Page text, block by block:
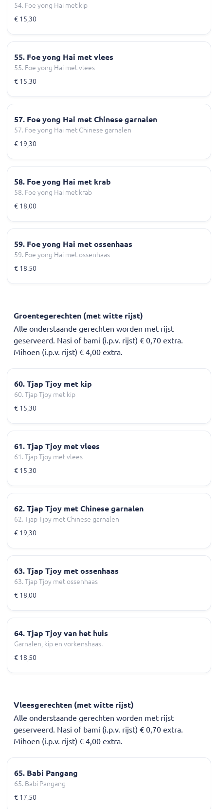
54. Foe yong Hai met kip
€ 15,30
55. Foe yong Hai met vlees
55. Foe yong Hai met vlees
€ 15,30
57. Foe yong Hai met Chinese garnalen
57. Foe yong Hai met Chinese garnalen
€ 19,30
58. Foe yong Hai met krab
58. Foe yong Hai met krab
€ 18,00
59. Foe yong Hai met ossenhaas
59. Foe yong Hai met ossenhaas
€ 18,50
Groentegerechten (met witte rijst)
Alle onderstaande gerechten worden met rijst
geserveerd. Nasi of bami (i.p.v. rijst) € 0,70 extra.
Mihoen (i.p.v. rijst) € 4,00 extra.
60. Tjap Tjoy met kip
60. Tjap Tjoy met kip
€ 15,30
61. Tjap Tjoy met vlees
61. Tjap Tjoy met vlees
€ 15,30
62. Tjap Tjoy met Chinese garnalen
62. Tjap Tjoy met Chinese garnalen
€ 19,30
63. Tjap Tjoy met ossenhaas
63. Tjap Tjoy met ossenhaas
€ 18,00
64. Tjap Tjoy van het huis
Garnalen, kip en vorkenshaas.
€ 18,50
Vleesgerechten (met witte rijst)
Alle onderstaande gerechten worden met rijst
geserveerd. Nasi of bami (i.p.v. rijst) € 0,70 extra.
Mihoen (i.p.v. rijst) € 4,00 extra.
65. Babi Pangang
65. Babi Pangang
€ 17,50